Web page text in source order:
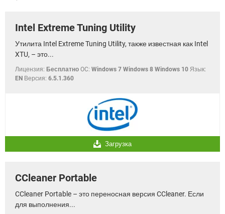
Intel Extreme Tuning Utility
Утилита Intel Extreme Tuning Utility, также известная как Intel
XTU, – это...
Лицензия: Бесплатно OC: Windows 7 Windows 8 Windows 10 Язык:
EN Версия: 6.5.1.360
Загрузка
CCleaner Portable
CCleaner Portable – это переносная версия CCleaner. Если
для выполнения...